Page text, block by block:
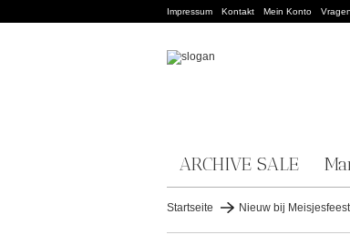
Impressum Kontakt Mein Konto
ARCHIVE SALE
Startseite Nieuw bij